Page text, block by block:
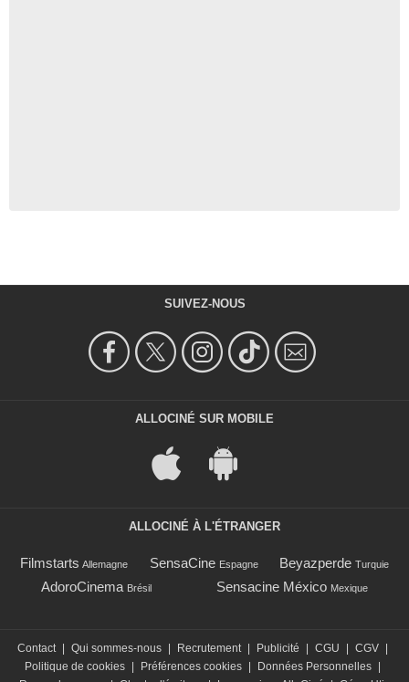
SUIVEZ-NOUS
ALLOCINÉ SUR MOBILE
ALLOCINÉ À L'ÉTRANGER
Filmstarts Allemagne SensaCine Espagne Beyazperde Turquie
AdoroCinema Brésil Sensacine México Mexique
Contact Qui sommes-nous Recrutement Publicité CGU CGV
Politique de cookies
Préférences cookies Données Personnelles